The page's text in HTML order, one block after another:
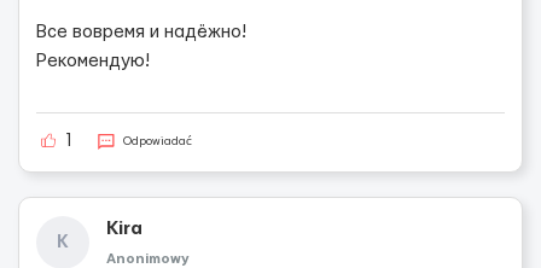
Все вовремя и надёжно!
Рекомендую!
Odpowiadać
K
Kira
Anonimowy